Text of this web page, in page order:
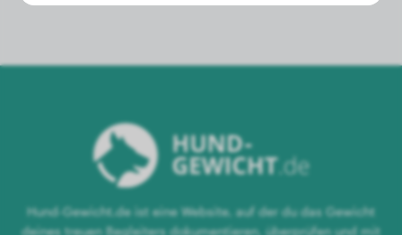
Hund-Gewicht.de ist eine Website, auf der du das Gewicht
deines treuen Begleiters dokumentieren, überprüfen und mit